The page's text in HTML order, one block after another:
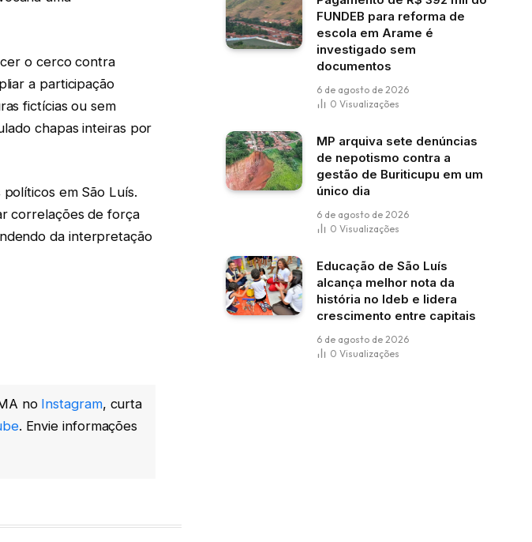
o cerco contra
a participação
fictícias ou sem
chapas inteiras por
em São Luís.
correlações de força
da interpretação
no Instagram, curta
. Envie informações
FUNDEB para reforma de
escola em Arame é
investigado sem
documentos
6 de agosto de 2026
0 Visualizações
MP arquiva sete denúncias
de nepotismo contra a
gestão de Buriticupu em um
único dia
6 de agosto de 2026
0 Visualizações
Educação de São Luís
alcança melhor nota da
história no Ideb e lidera
crescimento entre capitais
6 de agosto de 2026
0 Visualizações